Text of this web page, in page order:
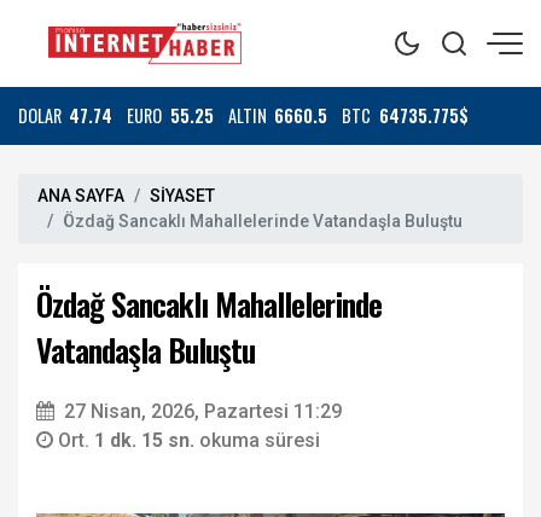
DOLAR 47.74 EURO 55.25 ALTIN 6660.5 BTC 64735.775$
ANA SAYFA
SİYASET
Özdağ Sancaklı Mahallelerinde Vatandaşla Buluştu
Özdağ Sancaklı Mahallelerinde
Vatandaşla Buluştu
27 Nisan, 2026, Pazartesi 11:29
Ort. 1 dk. 15 sn. okuma süresi